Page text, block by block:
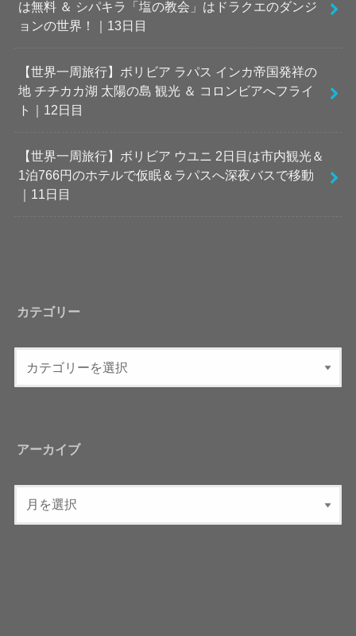
は無料 ＆ シパキラ「塩の教会」はドラクエのダンジ
ョンの世界！｜13日目
【世界一周旅行】ボリビア ラパス インカ帝国発祥の
地 チチカカ湖 太陽の島 観光 ＆ コロンビアへフライ
ト｜12日目
【世界一周旅行】ボリビア ウユニ 2日目は市内観光＆
1泊766円のホテルで仮眠＆ラパスへ深夜バスで移動
｜11日目
カテゴリー
アーカイブ